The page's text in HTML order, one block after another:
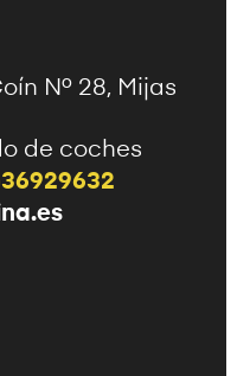
Nº 28, Mijas
de coches